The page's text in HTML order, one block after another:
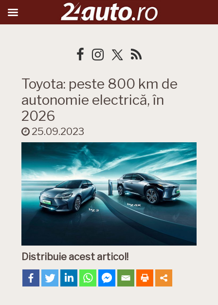
Toyota: peste 800 km de
autonomie electrică, în
2026
25.09.2023
Distribuie acest articol!